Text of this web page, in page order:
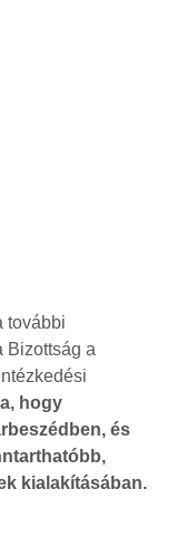
további
Bizottság a
hogy
és
kialakításában.